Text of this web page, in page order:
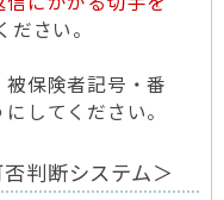
さい。
保険者記号・番
してください。
判断システム＞